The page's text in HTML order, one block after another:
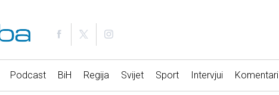
Podcast BiH Regija Svijet Sport Intervjui Komentari